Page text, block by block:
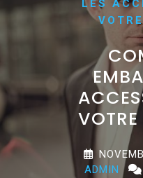
LES
ADMIN